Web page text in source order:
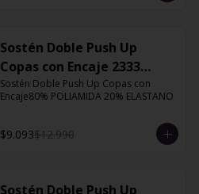
Sostén Doble Push Up
Copas con Encaje 2333
Cobalto
Sostén Doble Push Up Copas con
Encaje80% POLIAMIDA 20% ELASTANO
$9.093$12.990
Sostén Doble Push Up